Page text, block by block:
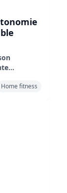
Le
la
Home fitness